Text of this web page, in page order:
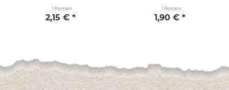
1 Portion
2,15 € *
1 Portion
1,90 € *